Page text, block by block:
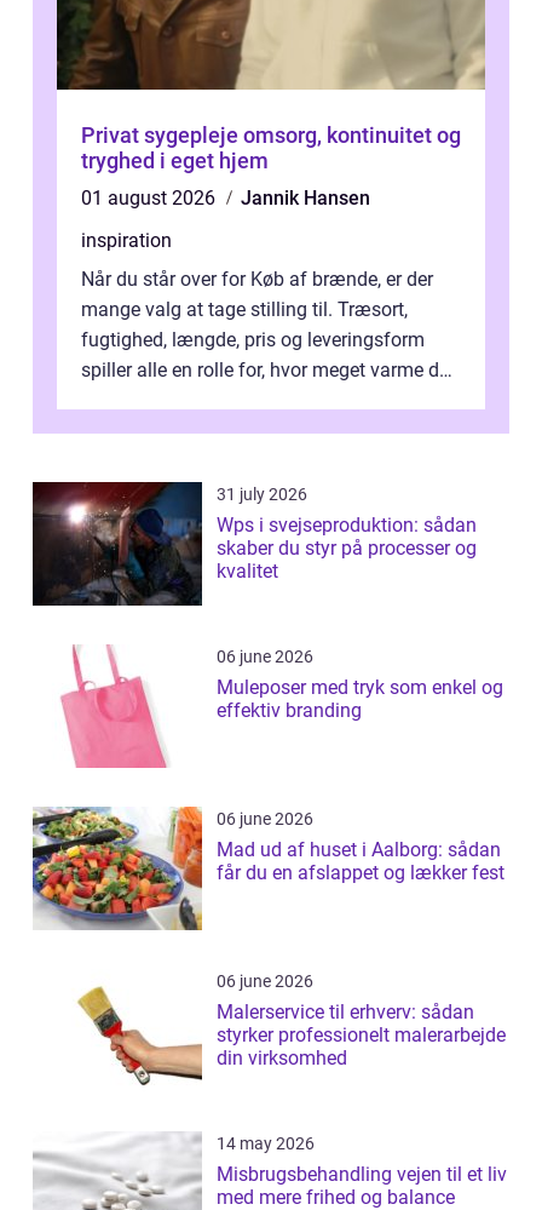
Privat sygepleje omsorg, kontinuitet og
tryghed i eget hjem
01 august 2026
Jannik Hansen
inspiration
Når du står over for Køb af brænde, er der
mange valg at tage stilling til. Træsort,
fugtighed, længde, pris og leveringsform
spiller alle en rolle for, hvor meget varme du
31 july 2026
Wps i svejseproduktion: sådan
skaber du styr på processer og
kvalitet
06 june 2026
Muleposer med tryk som enkel og
effektiv branding
06 june 2026
Mad ud af huset i Aalborg: sådan
får du en afslappet og lækker fest
06 june 2026
Malerservice til erhverv: sådan
styrker professionelt malerarbejde
din virksomhed
14 may 2026
Misbrugsbehandling vejen til et liv
med mere frihed og balance